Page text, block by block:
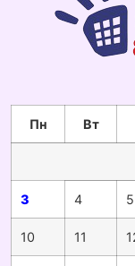
Пн
Вт
3 4 5
10 11